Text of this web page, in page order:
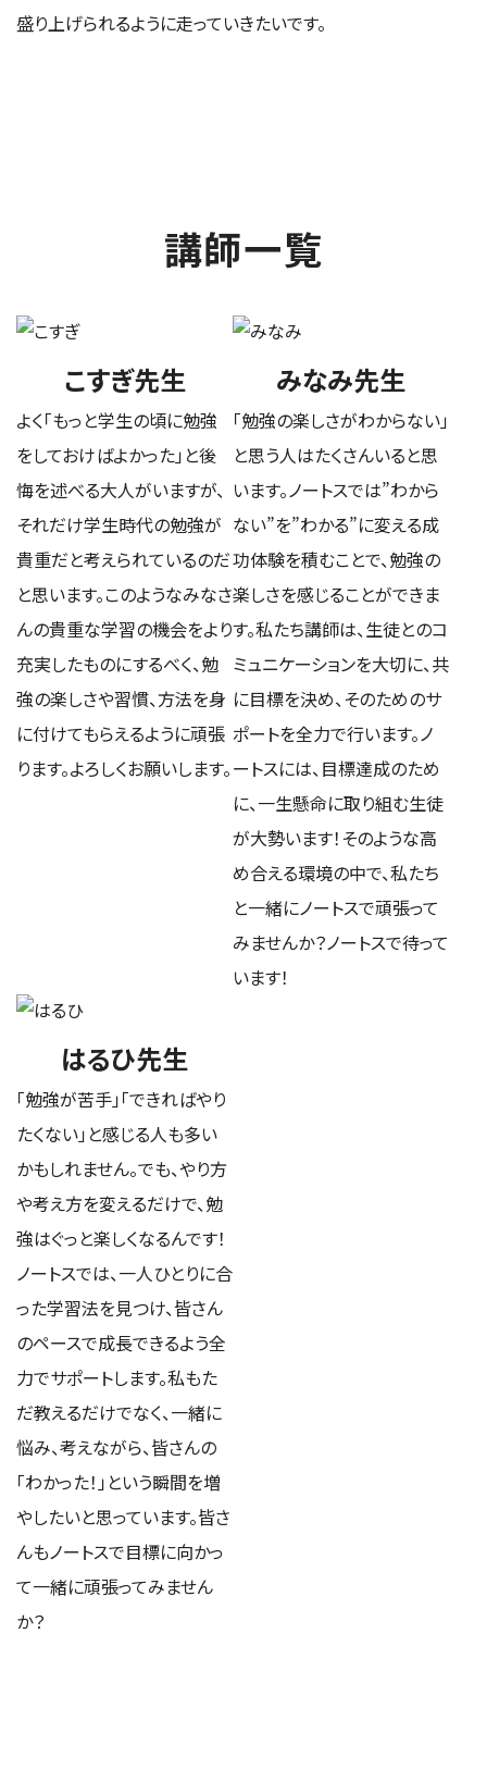
盛り上げられるように走っていきたいです。
講師一覧
こすぎ先生
よく「もっと学生の頃に勉強
をしておけばよかった」と後
悔を述べる大人がいますが、
それだけ学生時代の勉強が
貴重だと考えられているのだ
と思います。このようなみなさ
んの貴重な学習の機会をより
充実したものにするべく、勉
強の楽しさや習慣、方法を身
に付けてもらえるように頑張
ります。よろしくお願いします。
みなみ先生
「勉強の楽しさがわからない」
と思う人はたくさんいると思
います。ノートスでは”わから
ない”を”わかる”に変える成
功体験を積むことで、勉強の
楽しさを感じることができま
す。私たち講師は、生徒とのコ
ミュニケーションを大切に、共
に目標を決め、そのためのサ
ポートを全力で行います。ノ
ートスには、目標達成のため
に、一生懸命に取り組む生徒
が大勢います！そのような高
め合える環境の中で、私たち
と一緒にノートスで頑張って
みませんか？ノートスで待って
います！
はるひ先生
「勉強が苦手」「できればやり
たくない」と感じる人も多い
かもしれません。でも、やり方
や考え方を変えるだけで、勉
強はぐっと楽しくなるんです！
ノートスでは、一人ひとりに合
った学習法を見つけ、皆さん
のペースで成長できるよう全
力でサポートします。私もた
だ教えるだけでなく、一緒に
悩み、考えながら、皆さんの
「わかった！」という瞬間を増
やしたいと思っています。皆さ
んもノートスで目標に向かっ
て一緒に頑張ってみません
か？